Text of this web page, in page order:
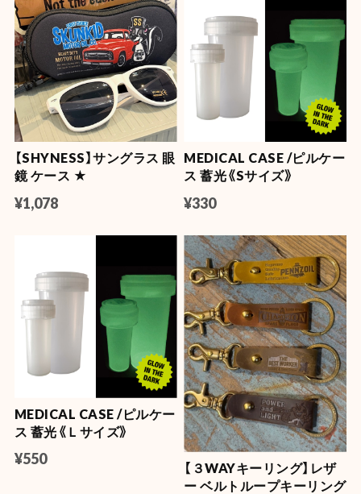
【SHYNESS】サングラス 眼
鏡 ケース ★
¥1,078
MEDICAL CASE /ピルケー
ス 蓄光《Sサイズ》
¥330
MEDICAL CASE /ピルケー
ス 蓄光《Ｌサイズ》
¥550
【３WAYキーリング】レザ
ー ベルトループキーリング